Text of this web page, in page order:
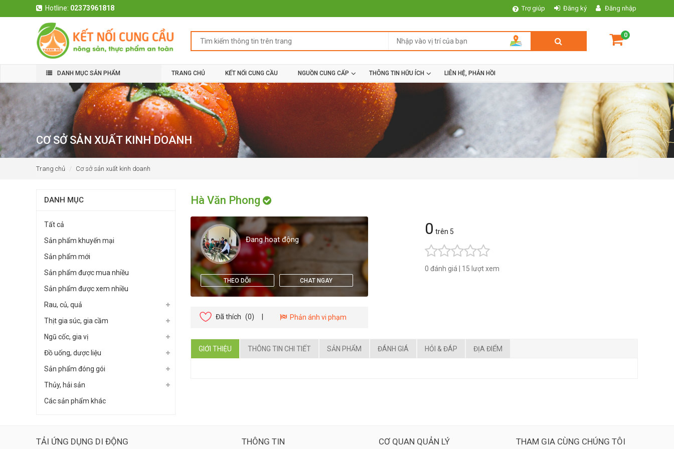
Hotline: 02373961818 Trợ giúp Đăng ký Đăng nhập
0
DANH MỤC SẢN PHẨM TRANG CHỦ KẾT NỐI CUNG CẦU NGUỒN CUNG CẤP THÔNG TIN HỮU ÍCH LIÊN HỆ, PHẢN HỒI
CƠ SỞ SẢN XUẤT KINH DOANH
Trang chủ Cơ sở sản xuất kinh doanh
DANH MỤC
Tất cả
Sản phẩm khuyến mại
Sản phẩm mới
Sản phẩm được mua nhiều
Sản phẩm được xem nhiều
Rau, củ, quả
Thịt gia súc, gia cầm
Ngũ cốc, gia vị
Đồ uống, dược liệu
Sản phẩm đóng gói
Thủy, hải sản
Các sản phẩm khác
Hà Văn Phong
Đang hoạt động
THEO DÕI CHAT NGAY
Đã thích (0) Phản ánh vi phạm
0 trên 5
0 đánh giá 15 lượt xem
GIỚI THIỆU THÔNG TIN CHI TIẾT SẢN PHẨM ĐÁNH GIÁ HỎI & ĐÁP ĐỊA ĐIỂM
TẢI ỨNG DỤNG DI ĐỘNG THÔNG TIN CƠ QUAN QUẢN LÝ THAM GIA CÙNG CHÚNG TÔI